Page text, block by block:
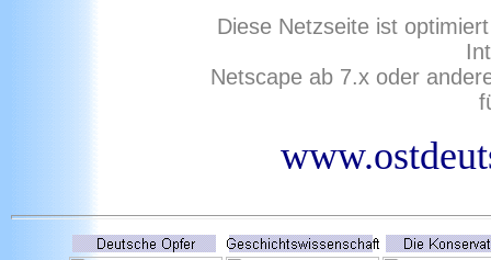
Diese Netzseite ist
Netscape ab 7.x oder